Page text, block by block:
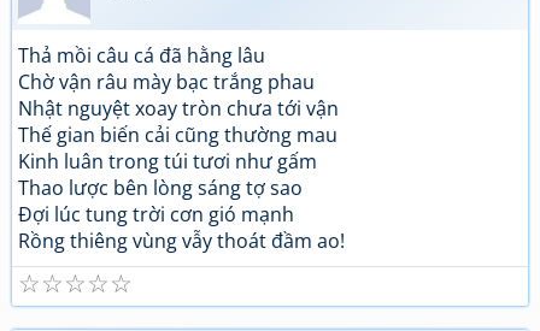
Thả mồi câu cá đã hằng lâu
Chờ vận râu mày bạc trắng phau
Nhật nguyệt xoay tròn chưa tới vận
Thế gian biến cải cũng thường mau
Kinh luân trong túi tươi như gấm
Thao lược bên lòng sáng tợ sao
Đợi lúc tung trời cơn gió mạnh
Rồng thiêng vùng vẫy thoát đầm ao!
☆
☆
☆
☆
☆